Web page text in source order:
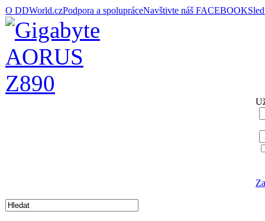
O DDWorld.czPodpora a spolupráceNavštivte náš FACEBOOK